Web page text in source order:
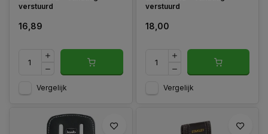
verstuurd
16,89
Vergelijk
verstuurd
18,00
Vergelijk